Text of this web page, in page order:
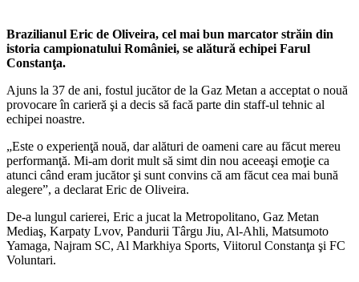
Brazilianul Eric de Oliveira, cel mai bun marcator străin din
istoria campionatului României, se alătură echipei Farul
Constanţa.
Ajuns la 37 de ani, fostul jucător de la Gaz Metan a acceptat o nouă
provocare în carieră şi a decis să facă parte din staff-ul tehnic al
echipei noastre.
„Este o experienţă nouă, dar alături de oameni care au făcut mereu
performanţă. Mi-am dorit mult să simt din nou aceeaşi emoţie ca
atunci când eram jucător şi sunt convins că am făcut cea mai bună
alegere”, a declarat Eric de Oliveira.
De-a lungul carierei, Eric a jucat la Metropolitano, Gaz Metan
Mediaş, Karpaty Lvov, Pandurii Târgu Jiu, Al-Ahli, Matsumoto
Yamaga, Najram SC, Al Markhiya Sports, Viitorul Constanţa şi FC
Voluntari.